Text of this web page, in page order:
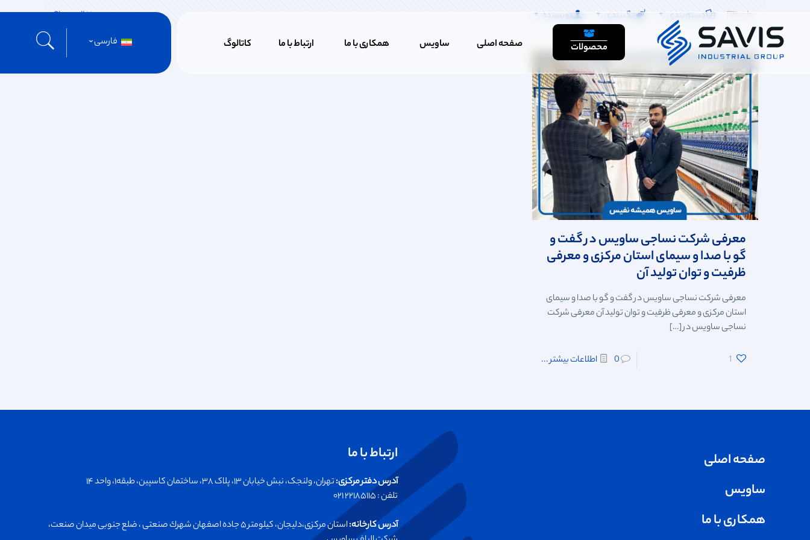
محصولات صفحه اصلی ساویس همکاری با ما ارتباط با ما کاتالوگ فارسی
Filter by دسته بندی تگ بندی نویسنده Show all
معرفی شرکت نساجی ساویس در گفت و
گو با صدا و سیمای استان مرکزی و معرفی
ظرفیت و توان تولید آن
معرفی شرکت نساجی ساویس در گفت و گو با صدا و سیمای
استان مرکزی و معرفی ظرفیت و توان تولید آن معرفی شرکت
نساجی ساویس در[…]
1
0 اطلاعات بیشتر ...
صفحه اصلی
ساویس
همکاری با ما
ارتباط با ما
آدرس دفتر مرکزی:تهران، ولنجک، نبش خیابان ۱۳، پلاک ۳۸، ساختمان کاسپین، طبقه۱، واحد ۱۴
تلفن :‌ ۲۲۱۸۵۱۱۵ ۰۲۱
آدرس کارخانه:
استان مرکزی،دليجان، كيلومتر ۵ جاده اصفهان شهرك صنعتی ، ضلع جنوبی ميدان صنعت،